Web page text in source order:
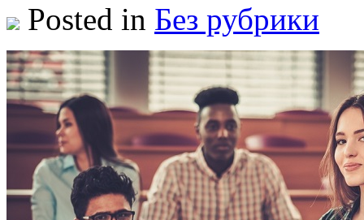
Posted in Без рубрики